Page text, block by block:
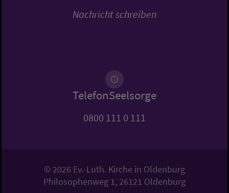
Nachricht schreiben
TelefonSeelsorge
0800 111 0 111
© 2026 Ev.-Luth. Kirche in Oldenburg
Philosophenweg 1, 26121 Oldenburg